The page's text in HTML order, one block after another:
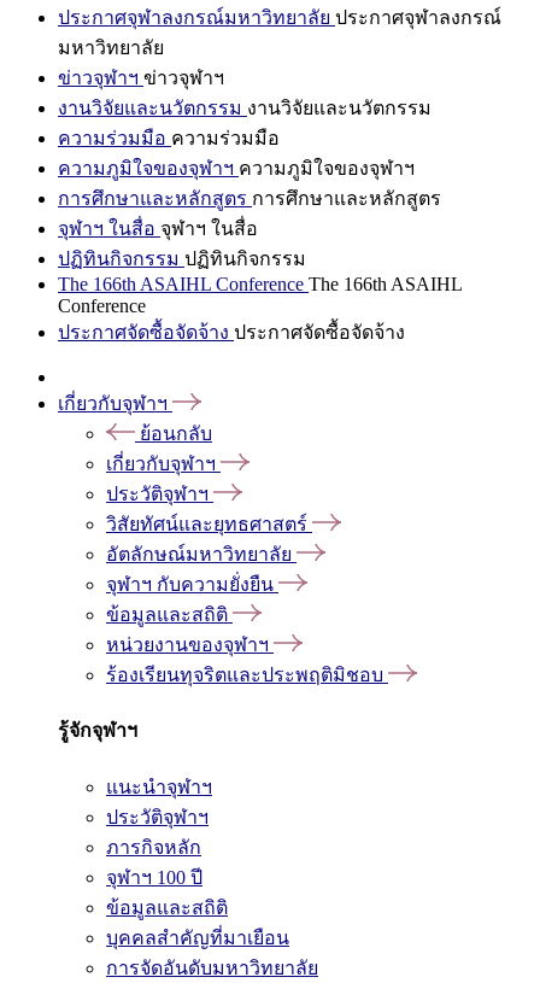
ประกาศจุฬาลงกรณ์มหาวิทยาลัย ประกาศจุฬาลงกรณ์
มหาวิทยาลัย
ข่าวจุฬาฯ ข่าวจุฬาฯ
งานวิจัยและนวัตกรรม งานวิจัยและนวัตกรรม
ความร่วมมือ ความร่วมมือ
ความภูมิใจของจุฬาฯ ความภูมิใจของจุฬาฯ
การศึกษาและหลักสูตร การศึกษาและหลักสูตร
จุฬาฯ ในสื่อ จุฬาฯ ในสื่อ
ปฏิทินกิจกรรม ปฏิทินกิจกรรม
The 166th ASAIHL Conference The 166th ASAIHL
Conference
ประกาศจัดซื้อจัดจ้าง ประกาศจัดซื้อจัดจ้าง
เกี่ยวกับจุฬาฯ
ย้อนกลับ
เกี่ยวกับจุฬาฯ
ประวัติจุฬาฯ
วิสัยทัศน์และยุทธศาสตร์
อัตลักษณ์มหาวิทยาลัย
จุฬาฯ กับความยั่งยืน
ข้อมูลและสถิติ
หน่วยงานของจุฬาฯ
ร้องเรียนทุจริตและประพฤติมิชอบ
รู้จักจุฬาฯ
แนะนำจุฬาฯ
ประวัติจุฬาฯ
ภารกิจหลัก
จุฬาฯ 100 ปี
ข้อมูลและสถิติ
บุคคลสำคัญที่มาเยือน
การจัดอันดับมหาวิทยาลัย